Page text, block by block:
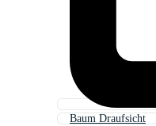
Baum Draufsicht